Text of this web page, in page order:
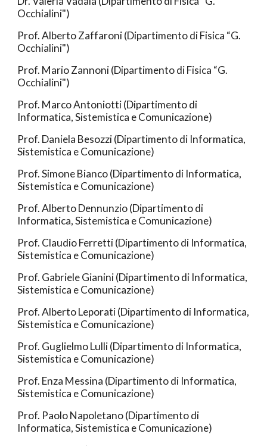
Occhialini")
Prof. Alberto Zaffaroni (Dipartimento di Fisica “G.
Occhialini")
Prof. Mario Zannoni (Dipartimento di Fisica “G.
Occhialini")
Prof. Marco Antoniotti (Dipartimento di
Informatica, Sistemistica e Comunicazione)
Prof. Daniela Besozzi (Dipartimento di Informatica,
Sistemistica e Comunicazione)
Prof. Simone Bianco (Dipartimento di Informatica,
Sistemistica e Comunicazione)
Prof. Alberto Dennunzio (Dipartimento di
Informatica, Sistemistica e Comunicazione)
Prof. Claudio Ferretti (Dipartimento di Informatica,
Sistemistica e Comunicazione)
Prof. Gabriele Gianini(Dipartimento di Informatica,
Sistemistica e Comunicazione)
Prof. Alberto Leporati (Dipartimento di Informatica,
Sistemistica e Comunicazione)
Prof. Guglielmo Lulli (Dipartimento di Informatica,
Sistemistica e Comunicazione)
Prof. Enza Messina (Dipartimento di Informatica,
Sistemistica e Comunicazione)
Prof. Paolo Napoletano (Dipartimento di
Informatica, Sistemistica e Comunicazione)